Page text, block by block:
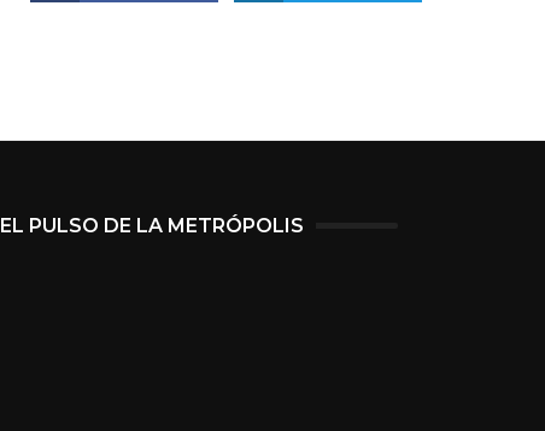
EL PULSO DE LA METRÓPOLIS